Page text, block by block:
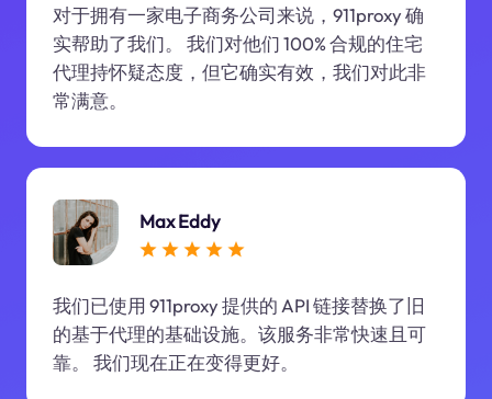
对于拥有一家电子商务公司来说，911proxy 确
实帮助了我们。 我们对他们 100% 合规的住宅
代理持怀疑态度，但它确实有效，我们对此非
常满意。
Max Eddy
我们已使用 911proxy 提供的 API 链接替换了旧
的基于代理的基础设施。该服务非常快速且可
靠。 我们现在正在变得更好。